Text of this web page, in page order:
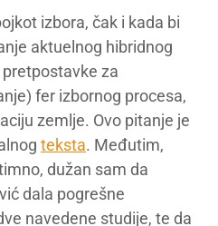
izbora, čak i kada bi
aktuelnog hibridnog
za
fer izbornog procesa,
zemlje. Ovo pitanje je
teksta. Međutim,
dužan sam da
dala pogrešne
navedene studije, te da